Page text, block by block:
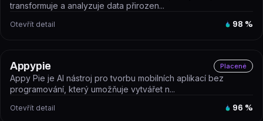
transformuje a analyzuje data přirozen...
Otevřít detail 98 %
Appypie Placené
Appy Pie je AI nástroj pro tvorbu mobilních aplikací bez
programování, který umožňuje vytvářet n...
Otevřít detail 96 %